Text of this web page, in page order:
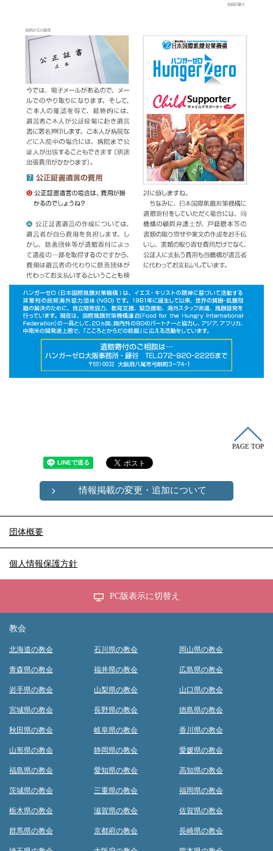
PAGE TOP
情報掲載の変更・追加について
団体概要
個人情報保護方針
PC版表示に切替え
教会
北海道の教会
青森県の教会
岩手県の教会
宮城県の教会
秋田県の教会
山形県の教会
福島県の教会
茨城県の教会
栃木県の教会
群馬県の教会
石川県の教会
福井県の教会
山梨県の教会
長野県の教会
岐阜県の教会
静岡県の教会
愛知県の教会
三重県の教会
滋賀県の教会
京都府の教会
岡山県の教会
広島県の教会
山口県の教会
徳島県の教会
香川県の教会
愛媛県の教会
高知県の教会
福岡県の教会
佐賀県の教会
長崎県の教会